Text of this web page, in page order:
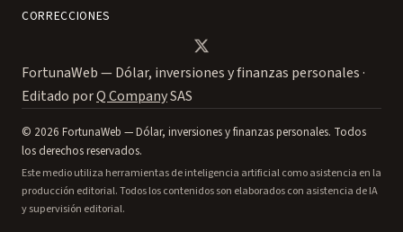
CORRECCIONES
FortunaWeb — Dólar, inversiones y finanzas personales ·
Editado porQ CompanySAS
© 2026 FortunaWeb — Dólar, inversiones y finanzas personales. Todos
los derechos reservados.
Este medio utiliza herramientas de inteligencia artificial como asistencia en la
producción editorial. Todos los contenidos son elaborados con asistencia de IA
y supervisión editorial.